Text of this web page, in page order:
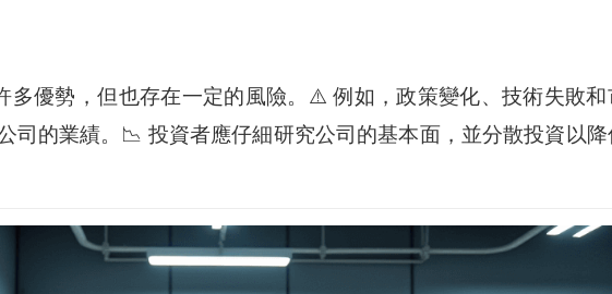
多優勢，但也存在一定的風險。⚠️ 例如，政策變化、技術失敗和
司的業績。📉 投資者應仔細研究公司的基本面，並分散投資以降